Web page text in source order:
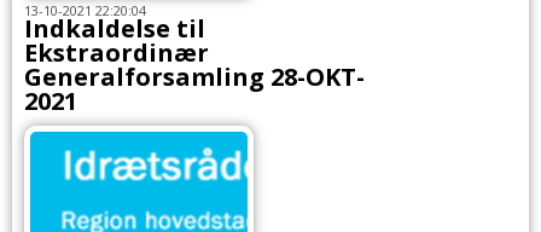
13-10-2021 22:20:04
Indkaldelse til
Ekstraordinær
Generalforsamling 28-OKT-
2021